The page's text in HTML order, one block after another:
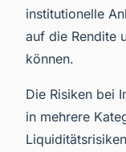
institutionelle
auf die Rendite
können.
Die Risiken bei
in mehrere